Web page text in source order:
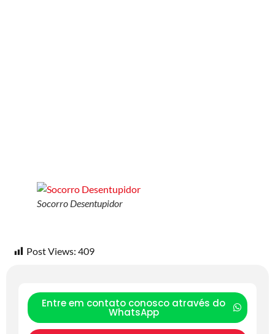
Socorro Desentupidor
Post Views: 409
Entre em contato conosco através do
WhatsApp